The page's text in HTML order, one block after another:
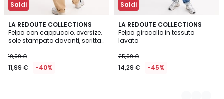
Saldi
LA REDOUTE COLLECTIONS
Felpa con cappuccio, oversize,
sole stampato davanti, scritta
19,99 €
11,99 € -40%
Saldi
LA REDOUTE COLLECTIONS
Felpa girocollo in tessuto
lavato
25,99 €
14,29 € -45%
2
Colori